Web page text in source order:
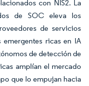
con NIS2. La
de SOC eleva los
de servicios
emergentes ricas en IA
de detección de
amplían el mercado
que lo empujan hacia